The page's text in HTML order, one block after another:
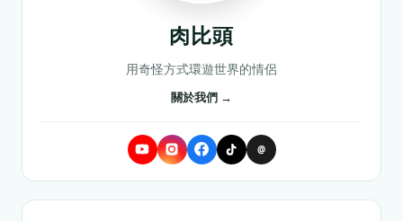
肉比頭
用奇怪方式環遊世界的情侶
關於我們 →
@